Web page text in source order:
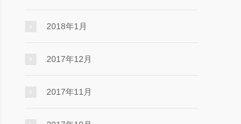
2018年1月
2017年12月
2017年11月